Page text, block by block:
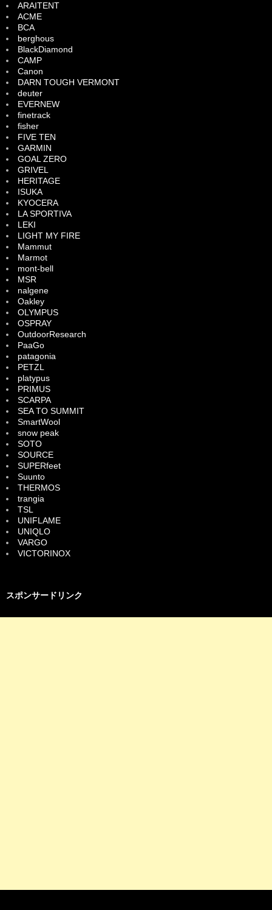
ARAITENT
ACME
BCA
berghous
BlackDiamond
CAMP
Canon
DARN TOUGH VERMONT
deuter
EVERNEW
finetrack
fisher
FIVE TEN
GARMIN
GOAL ZERO
GRIVEL
HERITAGE
ISUKA
KYOCERA
LA SPORTIVA
LEKI
LIGHT MY FIRE
Mammut
Marmot
mont-bell
MSR
nalgene
Oakley
OLYMPUS
OSPRAY
OutdoorResearch
PaaGo
patagonia
PETZL
platypus
PRIMUS
SCARPA
SEA TO SUMMIT
SmartWool
snow peak
SOTO
SOURCE
SUPERfeet
Suunto
THERMOS
trangia
TSL
UNIFLAME
UNIQLO
VARGO
VICTORINOX
スポンサードリンク